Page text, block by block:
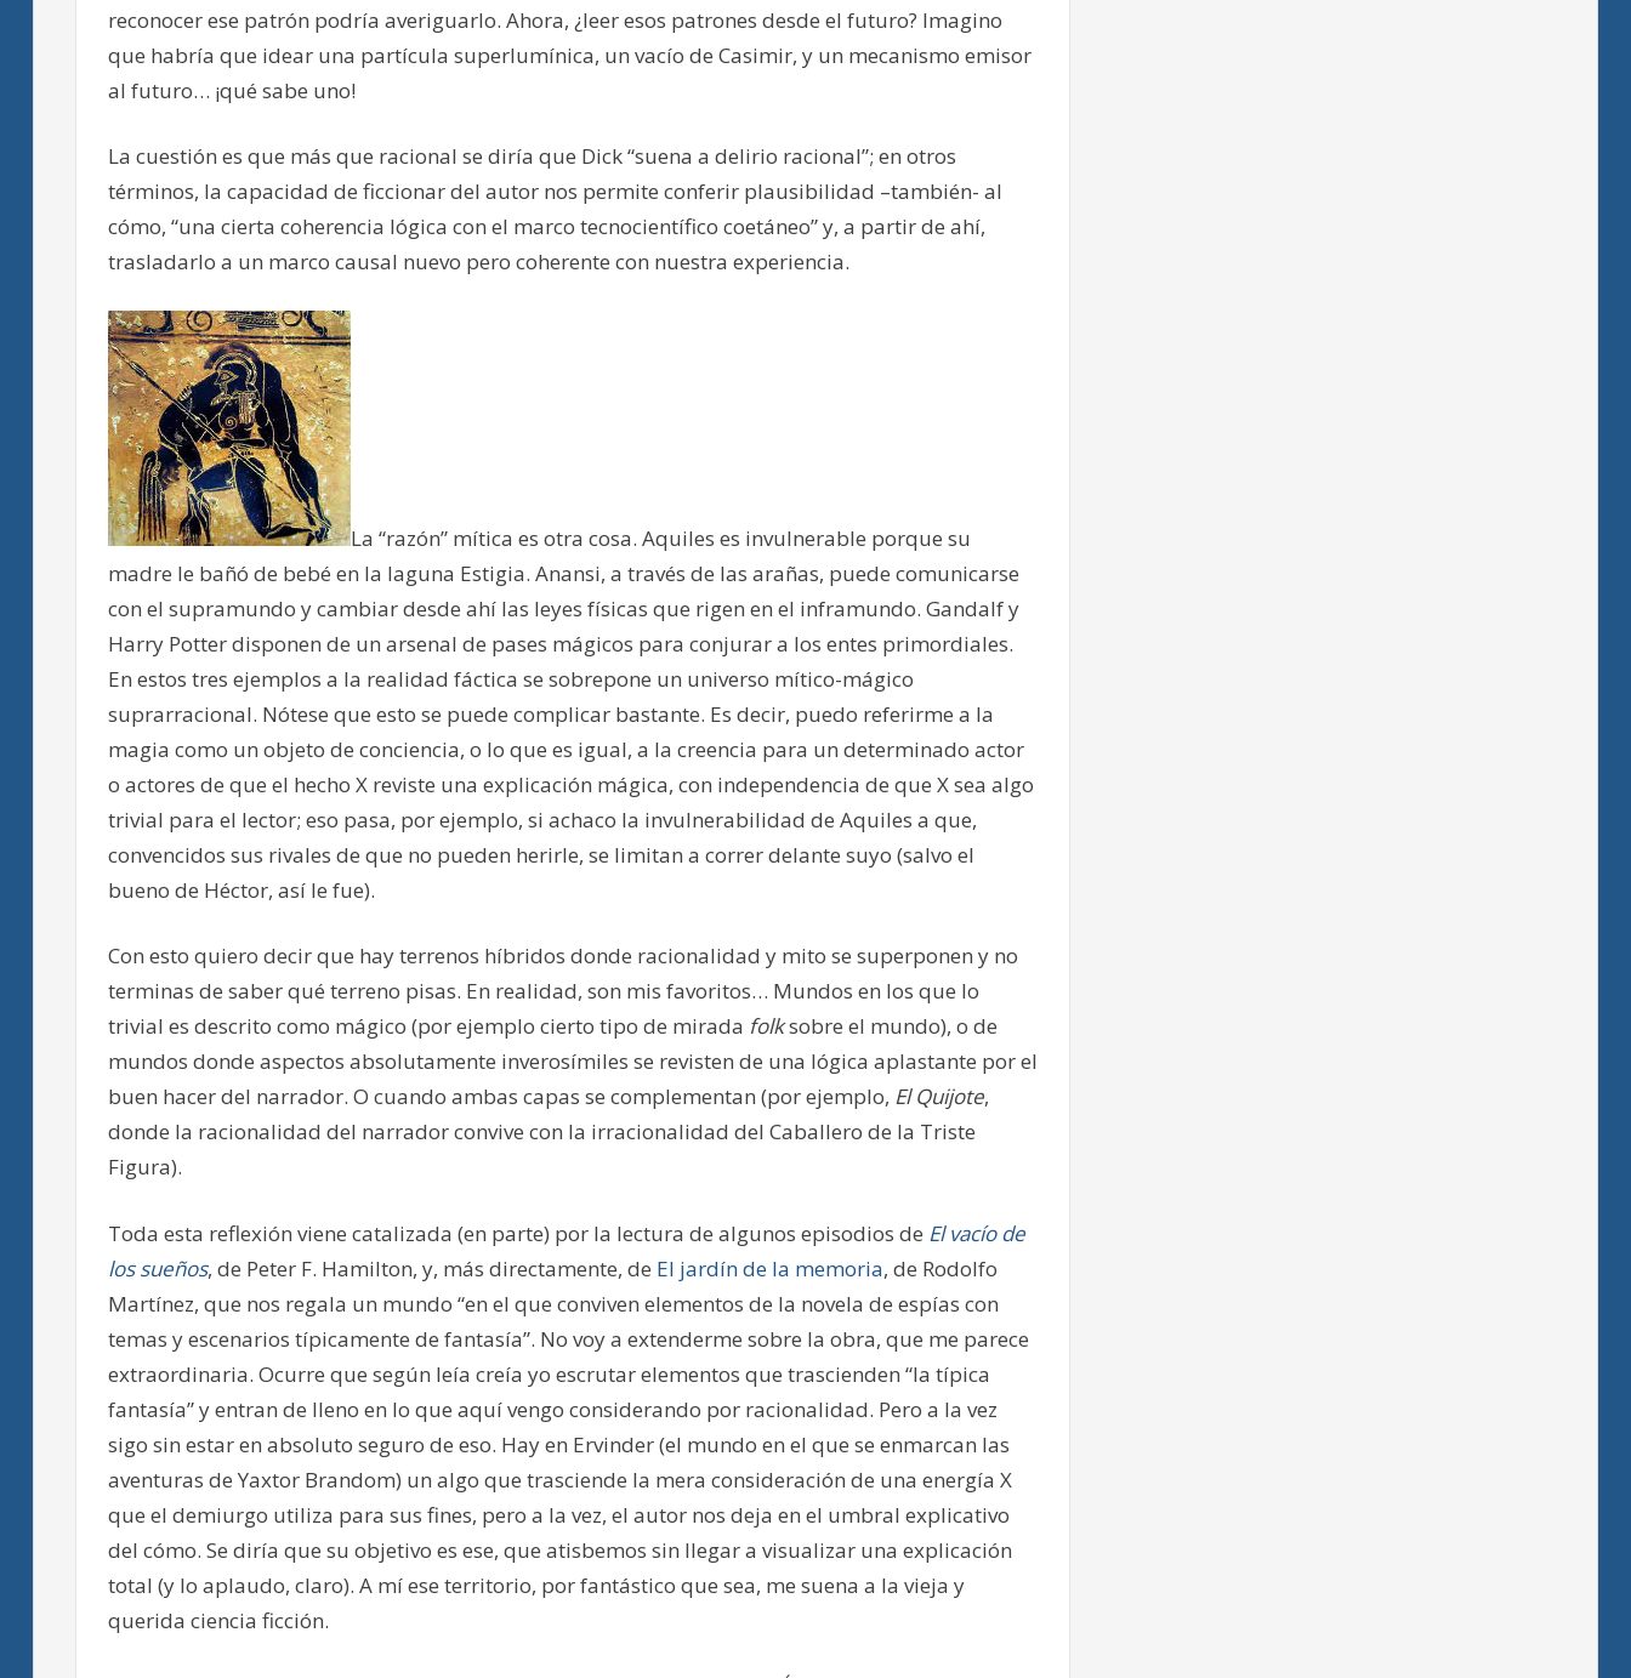
reconocer ese patrón podría averiguarlo. Ahora, ¿leer esos patrones desde el futuro? Imagino
que habría que idear una partícula superlumínica, un vacío de Casimir, y un mecanismo emisor
al futuro… ¡qué sabe uno!
La cuestión es que más que racional se diría que Dick “suena a delirio racional”; en otros
términos, la capacidad de ficcionar del autor nos permite conferir plausibilidad –también- al
cómo, “una cierta coherencia lógica con el marco tecnocientífico coetáneo” y, a partir de ahí,
trasladarlo a un marco causal nuevo pero coherente con nuestra experiencia.
La “razón” mítica es otra cosa. Aquiles es invulnerable porque su
madre le bañó de bebé en la laguna Estigia. Anansi, a través de las arañas, puede comunicarse
con el supramundo y cambiar desde ahí las leyes físicas que rigen en el inframundo. Gandalf y
Harry Potter disponen de un arsenal de pases mágicos para conjurar a los entes primordiales.
En estos tres ejemplos a la realidad fáctica se sobrepone un universo mítico-mágico
suprarracional. Nótese que esto se puede complicar bastante. Es decir, puedo referirme a la
magia como un objeto de conciencia, o lo que es igual, a la creencia para un determinado actor
o actores de que el hecho X reviste una explicación mágica, con independencia de que X sea algo
trivial para el lector; eso pasa, por ejemplo, si achaco la invulnerabilidad de Aquiles a que,
convencidos sus rivales de que no pueden herirle, se limitan a correr delante suyo (salvo el
bueno de Héctor, así le fue).
Con esto quiero decir que hay terrenos híbridos donde racionalidad y mito se superponen y no
terminas de saber qué terreno pisas. En realidad, son mis favoritos… Mundos en los que lo
trivial es descrito como mágico (por ejemplo cierto tipo de mirada folksobre el mundo), o de
mundos donde aspectos absolutamente inverosímiles se revisten de una lógica aplastante por el
buen hacer del narrador. O cuando ambas capas se complementan (por ejemplo, El Quijote,
donde la racionalidad del narrador convive con la irracionalidad del Caballero de la Triste
Figura).
Toda esta reflexión viene catalizada (en parte) por la lectura de algunos episodios de El vacío de
los sueños, de Peter F. Hamilton, y, más directamente, de El jardín de la memoria, de Rodolfo
Martínez, que nos regala un mundo “en el que conviven elementos de la novela de espías con
temas y escenarios típicamente de fantasía”. No voy a extenderme sobre la obra, que me parece
extraordinaria. Ocurre que según leía creía yo escrutar elementos que trascienden “la típica
fantasía” y entran de lleno en lo que aquí vengo considerando por racionalidad. Pero a la vez
sigo sin estar en absoluto seguro de eso. Hay en Ervinder (el mundo en el que se enmarcan las
aventuras de Yaxtor Brandom) un algo que trasciende la mera consideración de una energía X
que el demiurgo utiliza para sus fines, pero a la vez, el autor nos deja en el umbral explicativo
del cómo. Se diría que su objetivo es ese, que atisbemos sin llegar a visualizar una explicación
total (y lo aplaudo, claro). A mí ese territorio, por fantástico que sea, me suena a la vieja y
querida ciencia ficción.